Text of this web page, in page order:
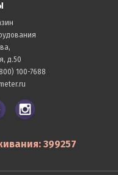
д.50
100-7688
399257